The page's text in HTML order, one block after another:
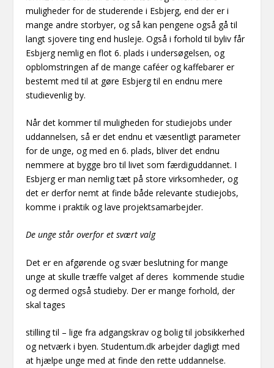
muligheder for de studerende i Esbjerg, end der er i
mange andre storbyer, og så kan pengene også gå til
langt sjovere ting end husleje. Også i forhold til byliv får
Esbjerg nemlig en flot 6. plads i undersøgelsen, og
opblomstringen af de mange caféer og kaffebarer er
bestemt med til at gøre Esbjerg til en endnu mere
studievenlig by.
Når det kommer til muligheden for studiejobs under
uddannelsen, så er det endnu et væsentligt parameter
for de unge, og med en 6. plads, bliver det endnu
nemmere at bygge bro til livet som færdiguddannet. I
Esbjerg er man nemlig tæt på store virksomheder, og
det er derfor nemt at finde både relevante studiejobs,
komme i praktik og lave projektsamarbejder.
De unge står overfor et svært valg
Det er en afgørende og svær beslutning for mange
unge at skulle træffe valget af deres kommende studie
og dermed også studieby. Der er mange forhold, der
skal tages
stilling til – lige fra adgangskrav og bolig til jobsikkerhed
og netværk i byen. Studentum.dk arbejder dagligt med
at hjælpe unge med at finde den rette uddannelse.